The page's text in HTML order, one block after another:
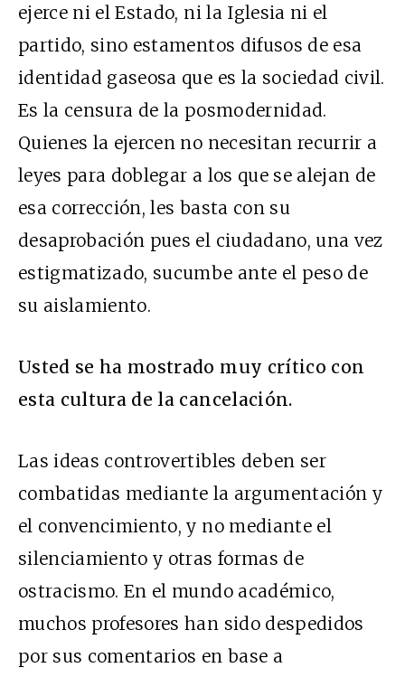
ejerce ni el Estado, ni la Iglesia ni el
partido, sino estamentos difusos de esa
identidad gaseosa que es la sociedad civil.
Es la censura de la posmodernidad.
Quienes la ejercen no necesitan recurrir a
leyes para doblegar a los que se alejan de
esa corrección, les basta con su
desaprobación pues el ciudadano, una vez
estigmatizado, sucumbe ante el peso de
su aislamiento.
Usted se ha mostrado muy crítico con
esta cultura de la cancelación.
Las ideas controvertibles deben ser
combatidas mediante la argumentación y
el convencimiento, y no mediante el
silenciamiento y otras formas de
ostracismo. En el mundo académico,
muchos profesores han sido despedidos
por sus comentarios en base a